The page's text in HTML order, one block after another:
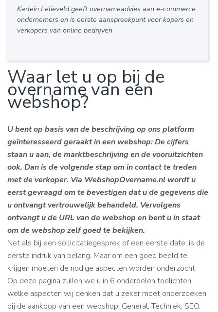
Karlein Lelieveld geeft overnameadvies aan e-commerce
ondernemers en is eerste aanspreekpunt voor kopers en
verkopers van online bedrijven
Waar let u op bij de
overname van een
webshop?
U bent op basis van de beschrijving op ons platform
geïnteresseerd geraakt in een webshop: De cijfers
staan u aan, de marktbeschrijving en de vooruitzichten
ook. Dan is de volgende stap om in contact te treden
met de verkoper. Via WebshopOvername.nl wordt u
eerst gevraagd om te bevestigen dat u de gegevens die
u ontvangt vertrouwelijk behandeld. Vervolgens
ontvangt u de URL van de webshop en bent u in staat
om de webshop zelf goed te bekijken.
Net als bij een sollicitatiegesprek of een eerste date, is de
eerste indruk van belang. Maar om een goed beeld te
krijgen moeten de nodige aspecten worden onderzocht.
Op deze pagina zullen we u in 6 onderdelen toelichten
welke aspecten wij denken dat u zeker moet onderzoeken
bij de aankoop van een webshop: General, Techniek, SEO,